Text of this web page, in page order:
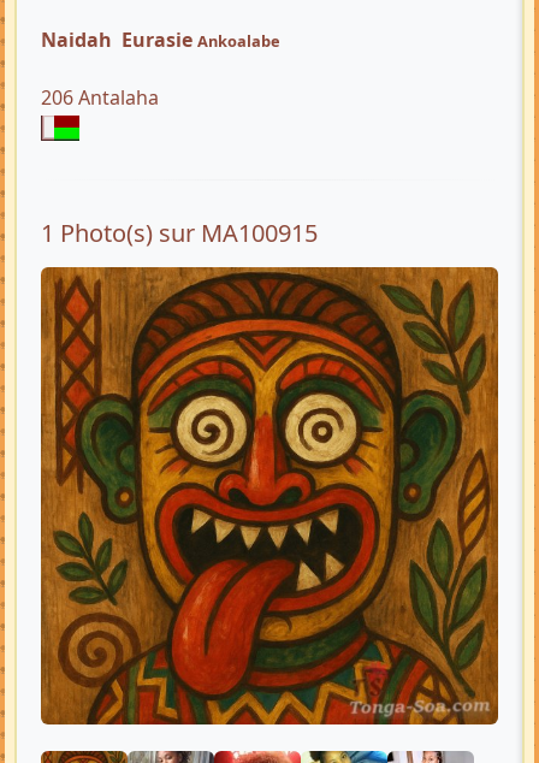
Naidah Eurasie Ankoalabe
206 Antalaha
1 Photo(s) sur MA100915